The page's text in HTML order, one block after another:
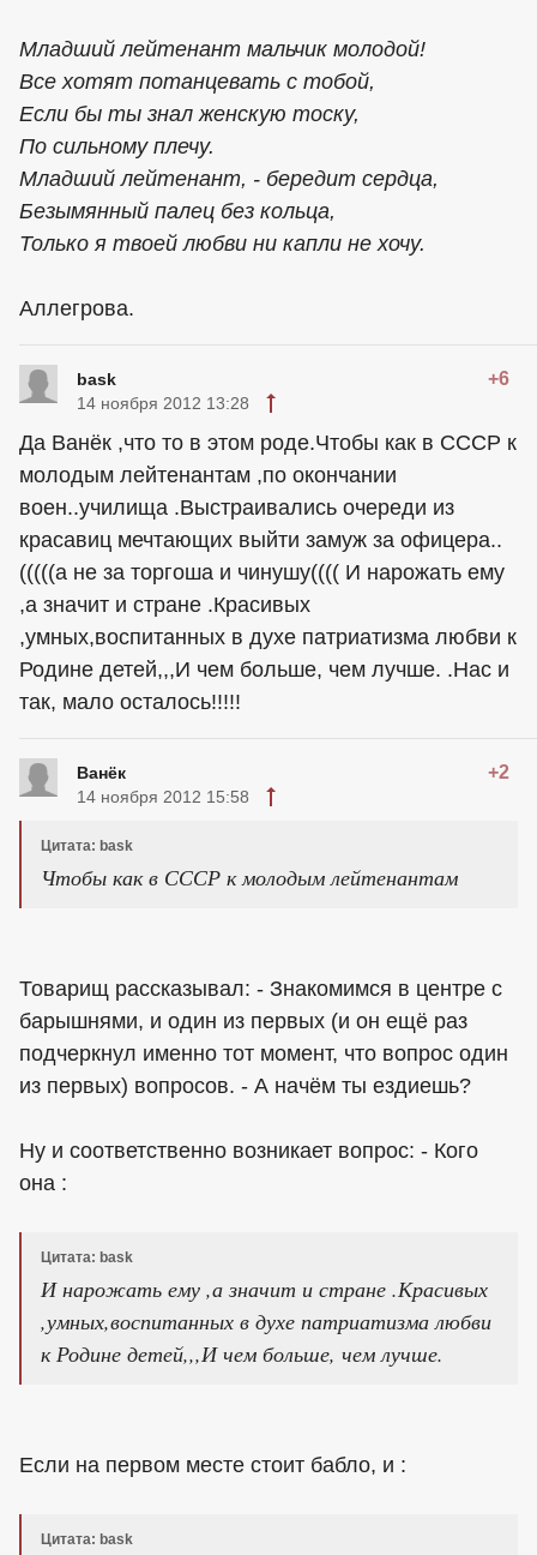
Младший лейтенант мальчик молодой!
Все хотят потанцевать с тобой,
Если бы ты знал женскую тоску,
По сильному плечу.
Младший лейтенант, - бередит сердца,
Безымянный палец без кольца,
Только я твоей любви ни капли не хочу.
Аллегрова.
bask +6
14 ноября 2012 13:28
Да Ванёк ,что то в этом роде.Чтобы как в СССР к
молодым лейтенантам ,по окончании
воен..училища .Выстраивались очереди из
красавиц мечтающих выйти замуж за офицера..
(((((а не за торгоша и чинушу(((( И нарожать ему
,а значит и стране .Красивых
,умных,воспитанных в духе патриатизма любви к
Родине детей,,,И чем больше, чем лучше. .Нас и
так, мало осталось!!!!!
Ванёк +2
14 ноября 2012 15:58
Цитата: bask
Чтобы как в СССР к молодым лейтенантам
Товарищ рассказывал: - Знакомимся в центре с
барышнями, и один из первых (и он ещё раз
подчеркнул именно тот момент, что вопрос один
из первых) вопросов. - А начём ты ездиешь?
Ну и соответственно возникает вопрос: - Кого
она :
Цитата: bask
И нарожать ему ,а значит и стране .Красивых
,умных,воспитанных в духе патриатизма любви
к Родине детей,,,И чем больше, чем лучше.
Если на первом месте стоит бабло, и :
Цитата: bask